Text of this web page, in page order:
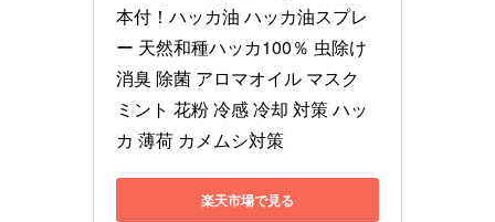
本付！ハッカ油 ハッカ油スプレ
ー 天然和種ハッカ100％ 虫除け
消臭 除菌 アロマオイル マスク
ミント 花粉 冷感 冷却 対策 ハッ
カ 薄荷 カメムシ対策
楽天市場で見る